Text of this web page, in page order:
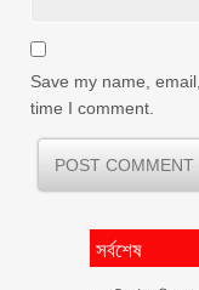
Save my name,
time I comment.
সর্বশেষ